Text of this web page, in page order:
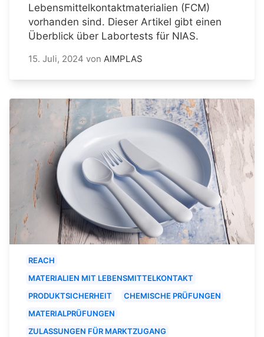
Lebensmittelkontaktmaterialien (FCM)
vorhanden sind. Dieser Artikel gibt einen
Überblick über Labortests für NIAS.
15. Juli, 2024 von AIMPLAS
REACH
MATERIALIEN MIT LEBENSMITTELKONTAKT
PRODUKTSICHERHEIT
CHEMISCHE PRÜFUNGEN
MATERIALPRÜFUNGEN
ZULASSUNGEN FÜR MARKTZUGANG